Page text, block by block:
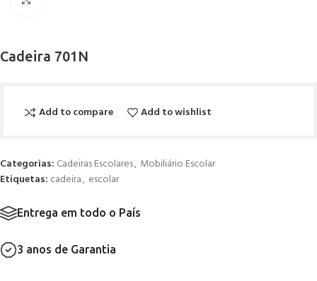
Cadeira 701N
Add to compare Add to wishlist
Categorias: Cadeiras Escolares, Mobiliário Escolar
Etiquetas: cadeira, escolar
Entrega em todo o País
3 anos de Garantia